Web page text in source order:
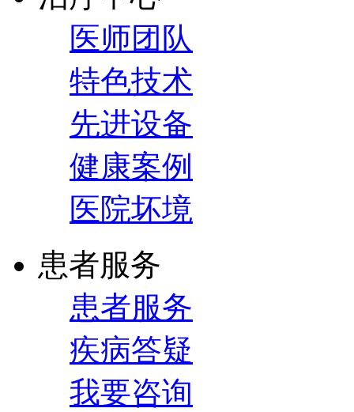
医师团队
特色技术
先进设备
健康案例
医院坏境
患者服务
患者服务
疾病答疑
我要咨询